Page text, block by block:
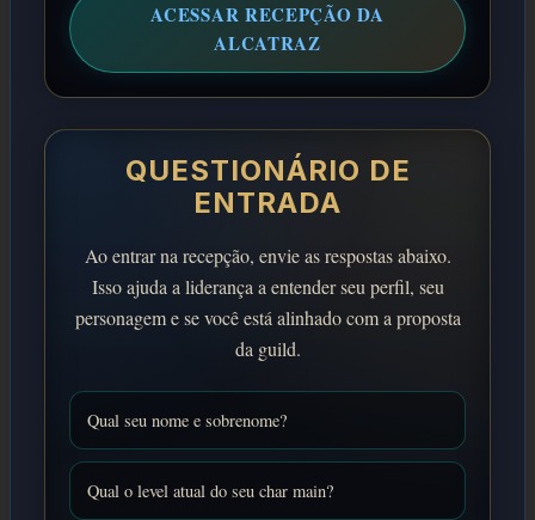
ACESSAR RECEPÇÃO DA
ALCATRAZ
QUESTIONÁRIO DE
ENTRADA
Ao entrar na recepção, envie as respostas abaixo.
Isso ajuda a liderança a entender seu perfil, seu
personagem e se você está alinhado com a proposta
da guild.
Qual seu nome e sobrenome?
Qual o level atual do seu char main?